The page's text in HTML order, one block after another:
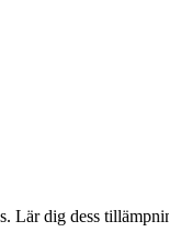
Lär dig dess